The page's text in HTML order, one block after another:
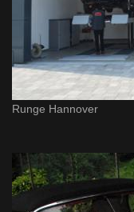
Runge Hannover